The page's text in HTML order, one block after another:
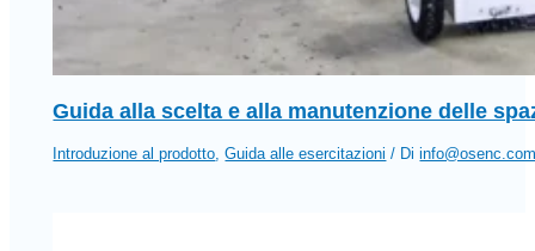
Guida alla scelta e alla manutenzione delle
Introduzione al prodotto,Guida alle esercitazioni / Di